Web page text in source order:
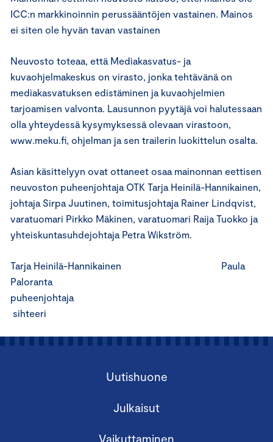
ICC:n markkinoinnin perussääntöjen vastainen. Mainos
ei siten ole hyvän tavan vastainen
Neuvosto toteaa, että Mediakasvatus- ja
kuvaohjelmakeskus on virasto, jonka tehtävänä on
mediakasvatuksen edistäminen ja kuvaohjelmien
tarjoamisen valvonta. Lausunnon pyytäjä voi halutessaan
olla yhteydessä kysymyksessä olevaan virastoon,
www.meku.fi, ohjelman ja sen trailerin luokittelun osalta.
Asian käsittelyyn ovat ottaneet osaa mainonnan eettisen
neuvoston puheenjohtaja OTK Tarja Heinilä-Hannikainen,
johtaja Sirpa Juutinen, toimitusjohtaja Rainer Lindqvist,
varatuomari Pirkko Mäkinen, varatuomari Raija Tuokko ja
yhteiskuntasuhdejohtaja Petra Wikström.
Tarja Heinilä-Hannikainen Paula
Paloranta
puheenjohtaja
sihteeri
Uutishuone
Julkaisut
Vaikuttaminen